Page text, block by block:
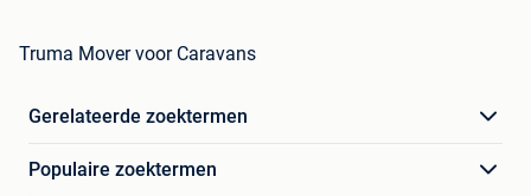
Truma Mover voor Caravans
Gerelateerde zoektermen
Populaire zoektermen